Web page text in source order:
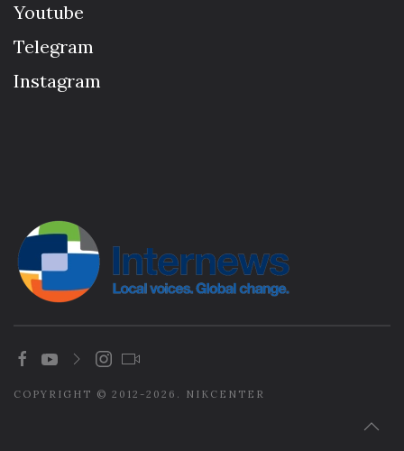
Youtube
Telegram
Instagram
COPYRIGHT © 2012-2026. NIKCENTER